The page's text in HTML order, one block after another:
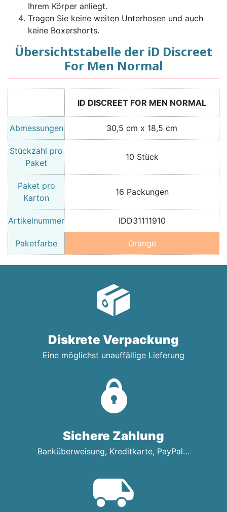
Ihrem Körper anliegt.
Tragen Sie keine weiten Unterhosen und auch
keine Boxershorts.
Übersichtstabelle der iD Discreet
For Men Normal
ID DISCREET FOR MEN NORMAL
Abmessungen 30,5 cm x 18,5 cm
Stückzahl pro
Paket
10 Stück
Paket pro
Karton
16 Packungen
Artikelnummer IDD31111910
Paketfarbe Orange
Diskrete Verpackung
Eine möglichst unauffällige Lieferung
Sichere Zahlung
Banküberweisung, Kreditkarte, PayPal…